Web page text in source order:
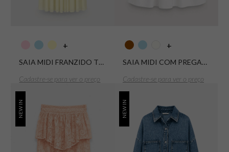
SAIA MIDI FRANZIDO TULE SOFT STRETCH
Cadastre-se para ver o preço
+
SAIA MIDI COM PREGAS TRICOLINE AURORA
Cadastre-se para ver o preço
+
NEW IN NEW IN